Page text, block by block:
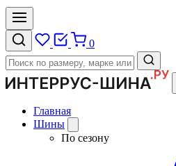
0
Главная
Шины
По сезону